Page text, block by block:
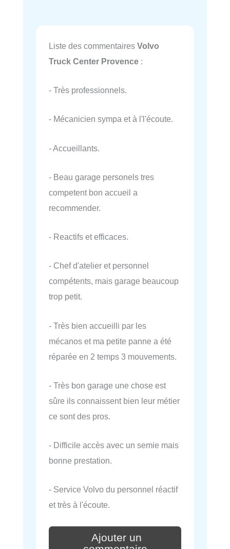
Liste des commentaires Volvo
Truck Center Provence :
- Très professionnels.
- Mécanicien sympa et à l'l'écoute.
- Accueillants.
- Beau garage personels tres
competent bon accueil a
recommender.
- Reactifs et efficaces.
- Chef d'atelier et personnel
compétents, mais garage beaucoup
trop petit.
- Très bien accueilli par les
mécanos et ma petite panne a été
réparée en 2 temps 3 mouvements.
- Très bon garage une chose est
sûre ils connaissent bien leur métier
ce sont des pros.
- Difficile accès avec un semie mais
bonne prestation.
- Service Volvo du personnel réactif
et très à l'écoute.
Ajouter un